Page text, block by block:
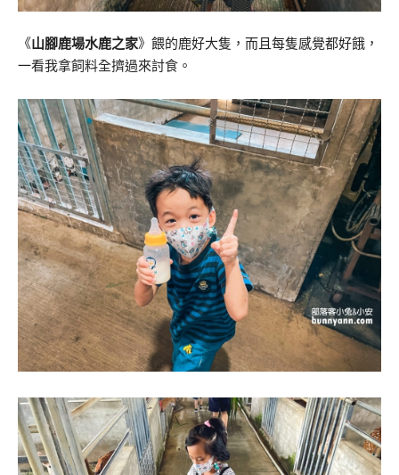
《山腳鹿場水鹿之家》餵的鹿好大隻，而且每隻感覺都好餓，
一看我拿飼料全擠過來討食。